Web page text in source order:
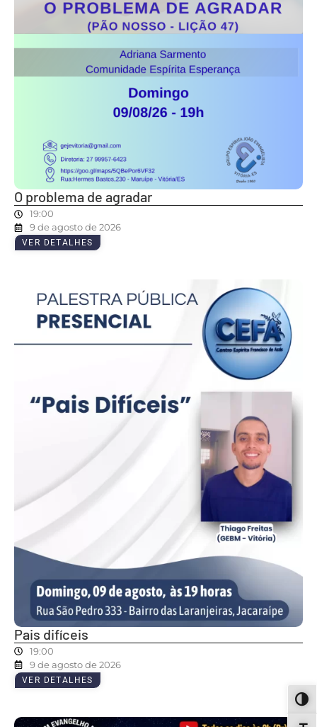
O problema de agradar
19:00
9 de agosto de 2026
VER DETALHES
Pais difíceis
19:00
9 de agosto de 2026
VER DETALHES